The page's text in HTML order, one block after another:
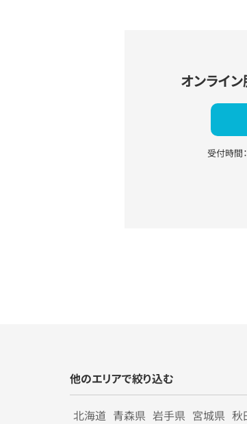
オンライ
受付時間
他のエリアで絞り込む
北海道 青森県 岩手県 宮城県 秋